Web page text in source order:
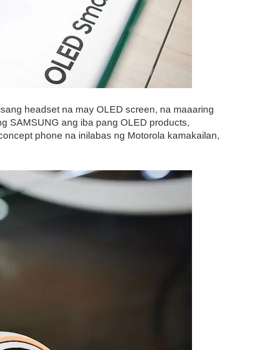
headset na may OLED screen, na maaaring
SAMSUNG ang iba pang OLED products,
phone na inilabas ng Motorola kamakailan,